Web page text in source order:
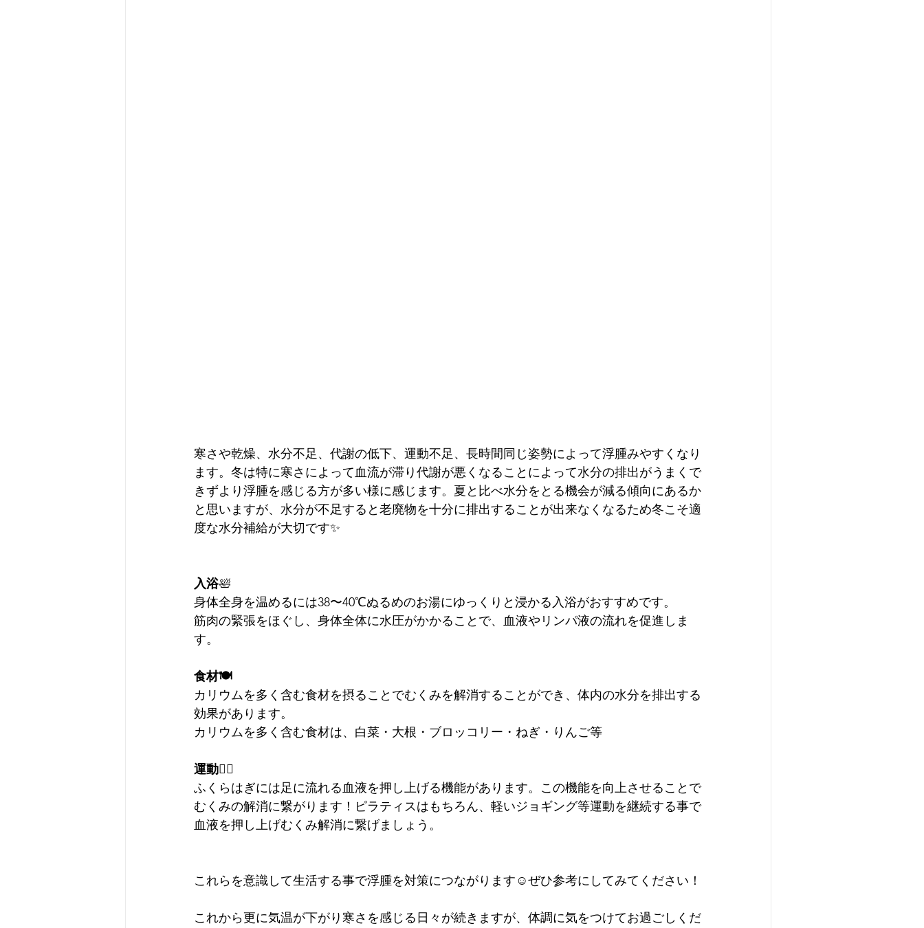
寒さや乾燥、水分不足、代謝の低下、運動不足、長時間同じ姿勢によって浮腫みやすくなり
ます。冬は特に寒さによって血流が滞り代謝が悪くなることによって水分の排出がうまくで
きずより浮腫を感じる方が多い様に感じます。夏と比べ水分をとる機会が減る傾向にあるか
と思いますが、水分が不足すると老廃物を十分に排出することが出来なくなるため冬こそ適
度な水分補給が大切です✨
入浴🛀
身体全身を温めるには38〜40℃ぬるめのお湯にゆっくりと浸かる入浴がおすすめです。
筋肉の緊張をほぐし、身体全体に水圧がかかることで、血液やリンパ液の流れを促進しま
す。
食材🍽️
カリウムを多く含む食材を摂ることでむくみを解消することができ、体内の水分を排出する
効果があります。
カリウムを多く含む食材は、白菜・大根・ブロッコリー・ねぎ・りんご等
運動🤸‍♀️
ふくらはぎには足に流れる血液を押し上げる機能があります。この機能を向上させることで
むくみの解消に繋がります！ピラティスはもちろん、軽いジョギング等運動を継続する事で
血液を押し上げむくみ解消に繋げましょう。
これらを意識して生活する事で浮腫を対策につながります☺️ぜひ参考にしてみてください！
これから更に気温が下がり寒さを感じる日々が続きますが、体調に気をつけてお過ごしくだ